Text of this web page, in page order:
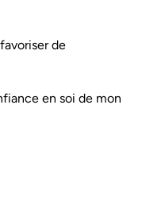
de
en soi de mon